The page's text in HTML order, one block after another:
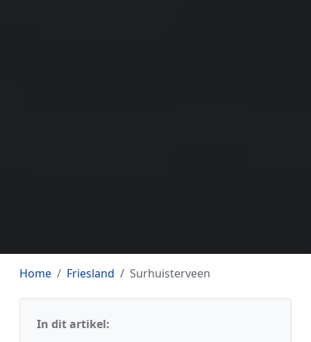
Home Friesland Surhuisterveen
In dit artikel: